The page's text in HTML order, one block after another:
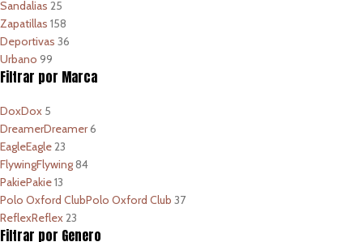
Sandalias 25
Zapatillas 158
Deportivas 36
Urbano 99
Filtrar por Marca
DoxDox 5
DreamerDreamer6
EagleEagle23
FlywingFlywing84
PakiePakie13
Polo Oxford ClubPolo Oxford Club 37
ReflexReflex23
Filtrar por Genero